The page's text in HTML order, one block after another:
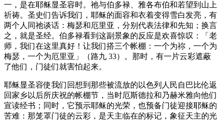
一，是在耶稣显圣容时。祂与伯多禄、雅各布伯和若望到山上
祈祷。圣史们告诉我们，耶稣的面容和衣着变得雪白发亮，有
两个人同祂谈话：梅瑟和厄里亚，分别代表法律和先知；换言
之，就是圣经。伯多禄看到这副景象的反应是欢喜惊叹：「老
师，我们在这里真好！让我们搭三个帐棚：一个为祢，一个为
梅瑟，一个为厄里亚」（路九 33）。那时，有一片云彩遮蔽
了他们，门徒们就害怕起来。
耶稣显圣容使我们回想到那些被流放的以色列人民自巴比伦返
回家乡以后所庆祝的帐棚节，当时厄斯德拉和乃赫米雅向他们
宣读经书；同时，它预示耶稣的光荣，也预备门徒迎接耶稣的
苦难：那笼罩门徒的云彩，是天主临在的标记，象征天主的光